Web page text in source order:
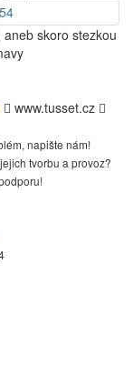
aneb skoro stezkou
www.tusset.cz
napište nám!
tvorbu a provoz?